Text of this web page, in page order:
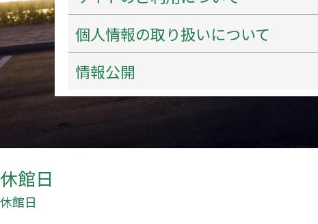
個人情報の取り扱いについて
情報公開
休館日
休館日